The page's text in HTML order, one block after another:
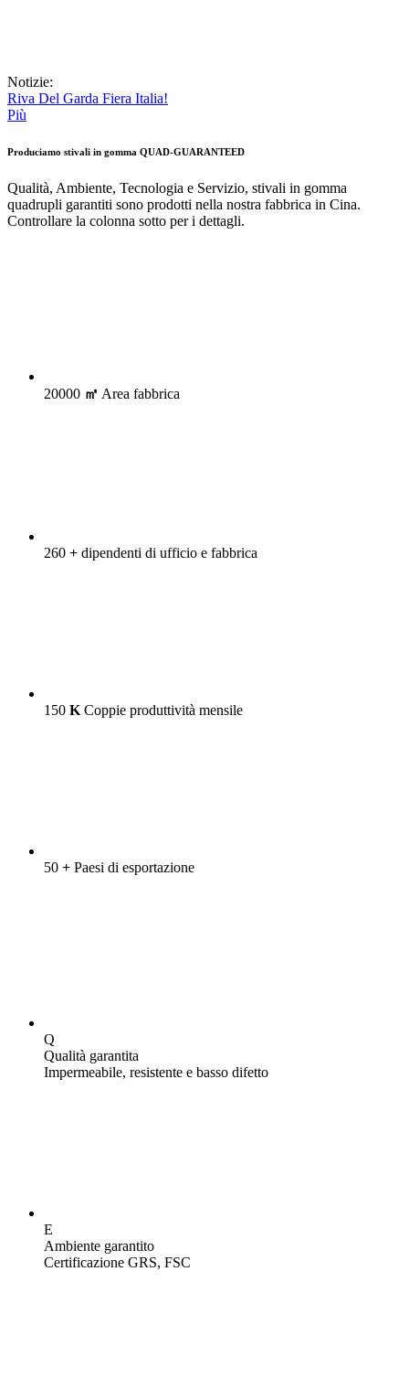
Notizie:
Riva Del Garda Fiera Italia!
Più
Produciamo stivali in gomma QUAD-GUARANTEED
Qualità, Ambiente, Tecnologia e Servizio, stivali in gomma
quadrupli garantiti sono prodotti nella nostra fabbrica in Cina.
Controllare la colonna sotto per i dettagli.
20000 ㎡ Area fabbrica
260 + dipendenti di ufficio e fabbrica
150 K Coppie produttività mensile
50 + Paesi di esportazione
Q
Qualità garantita
Impermeabile, resistente e basso difetto
E
Ambiente garantito
Certificazione GRS, FSC